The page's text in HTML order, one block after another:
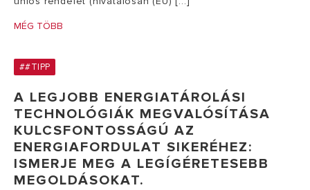
MÉG TÖBB
##TIPP
A LEGJOBB ENERGIATÁROLÁSI
TECHNOLÓGIÁK MEGVALÓSÍTÁSA
KULCSFONTOSSÁGÚ AZ
ENERGIAFORDULAT SIKERÉHEZ:
ISMERJE MEG A LEGÍGÉRETESEBB
MEGOLDÁSOKAT.